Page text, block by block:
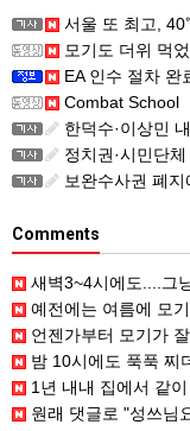
서울 또 최고,
모기도 더위 먹
EA 인수 절차 완
Combat School
한덕수·이상민 내
정치권·시민단체 탈
보완수사권 폐지
Comments
새벽3~4시에도....그
예전에는 여름에 모기가 극
언젠가부터 모기가
밤 10시에도 푹푹 찌
1년 내내 집에서 같
원래 댓글로 "성쓰님요